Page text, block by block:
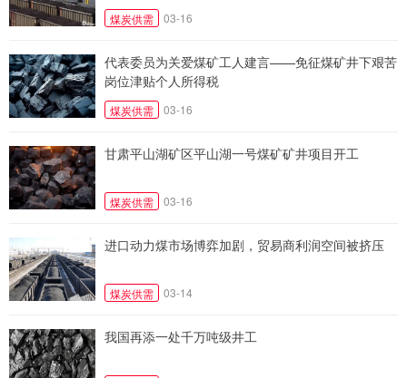
煤炭供需 03-16
代表委员为关爱煤矿工人建言——免征煤矿井下艰苦
岗位津贴个人所得税
煤炭供需 03-16
甘肃平山湖矿区平山湖一号煤矿矿井项目开工
煤炭供需 03-16
进口动力煤市场博弈加剧，贸易商利润空间被挤压
煤炭供需 03-14
我国再添一处千万吨级井工